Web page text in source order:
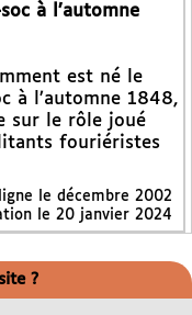
à l’automne
est né le
à l’automne 1848,
sur le rôle joué
fouriéristes
le décembre 2002
le 20 janvier 2024
?